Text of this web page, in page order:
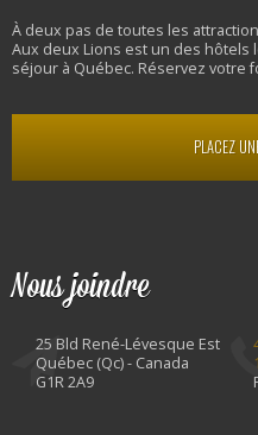
À deux pas de toutes les
Aux deux Lions est un des
séjour à Québec. Réservez votre
PLACEZ
Nous joindre
25 Bld René-Lévesque Est
Québec (Qc) - Canada
G1R 2A9